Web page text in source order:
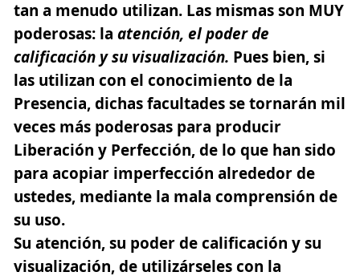
tan a menudo utilizan. Las mismas son MUY
poderosas: la atención, el poder de
calificación y su visualización. Pues bien, si
las utilizan con el conocimiento de la
Presencia, dichas facultades se tornarán mil
veces más poderosas para producir
Liberación y Perfección, de lo que han sido
para acopiar imperfección alrededor de
ustedes, mediante la mala comprensión de
su uso.
Su atención, su poder de calificación y su
visualización, de utilizárseles con la